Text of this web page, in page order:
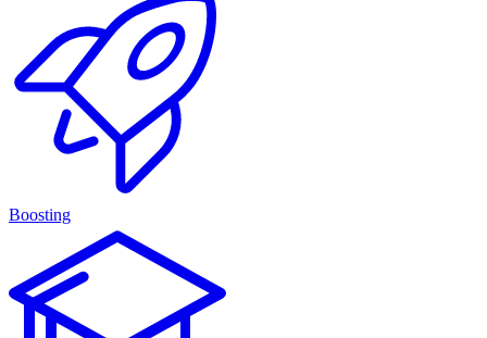
Boosting